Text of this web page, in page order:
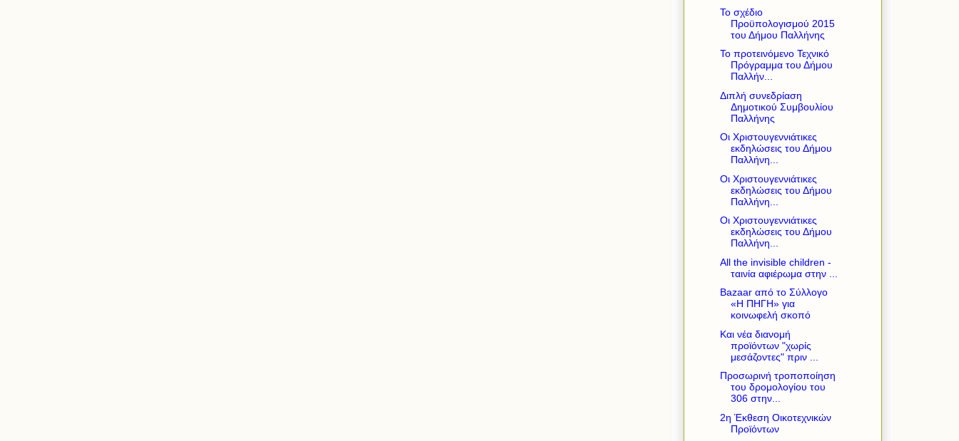
Το σχέδιο
Προϋπολογισμού 2015
του Δήμου Παλλήνης
Το προτεινόμενο Τεχνικό
Πρόγραμμα του Δήμου
Παλλήν...
Διπλή συνεδρίαση
Δημοτικού Συμβουλίου
Παλλήνης
Οι Χριστουγεννιάτικες
εκδηλώσεις του Δήμου
Παλλήνη...
Οι Χριστουγεννιάτικες
εκδηλώσεις του Δήμου
Παλλήνη...
Οι Χριστουγεννιάτικες
εκδηλώσεις του Δήμου
Παλλήνη...
All the invisible children -
ταινία αφιέρωμα στην ...
Bazaar από το Σύλλογο
«Η ΠΗΓΗ» για
κοινωφελή σκοπό
Και νέα διανομή
προϊόντων "χωρίς
μεσάζοντες" πριν ...
Προσωρινή τροποποίηση
του δρομολογίου του
306 στην...
2η Έκθεση Οικοτεχνικών
Προϊόντων